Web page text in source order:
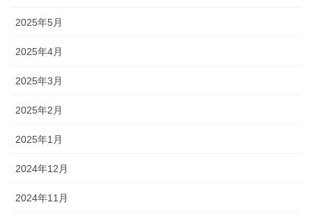
2025年5月
2025年4月
2025年3月
2025年2月
2025年1月
2024年12月
2024年11月